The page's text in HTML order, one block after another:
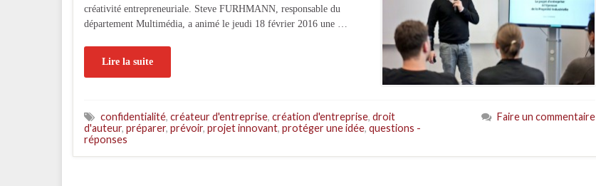
créativité entrepreneuriale. Steve FURHMANN, responsable du
département Multimédia, a animé le jeudi 18 février 2016 une …
Lire la suite
confidentialité, créateur d'entreprise, création d'entreprise, droit
d'auteur, préparer, prévoir, projet innovant, protéger une idée, questions -
réponses
Faire un commentaire